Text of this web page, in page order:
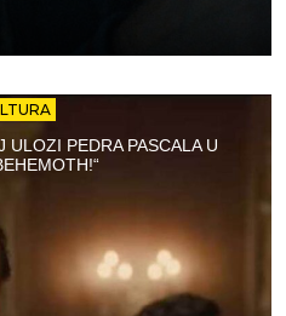
ULOZI PEDRA PASCALA U